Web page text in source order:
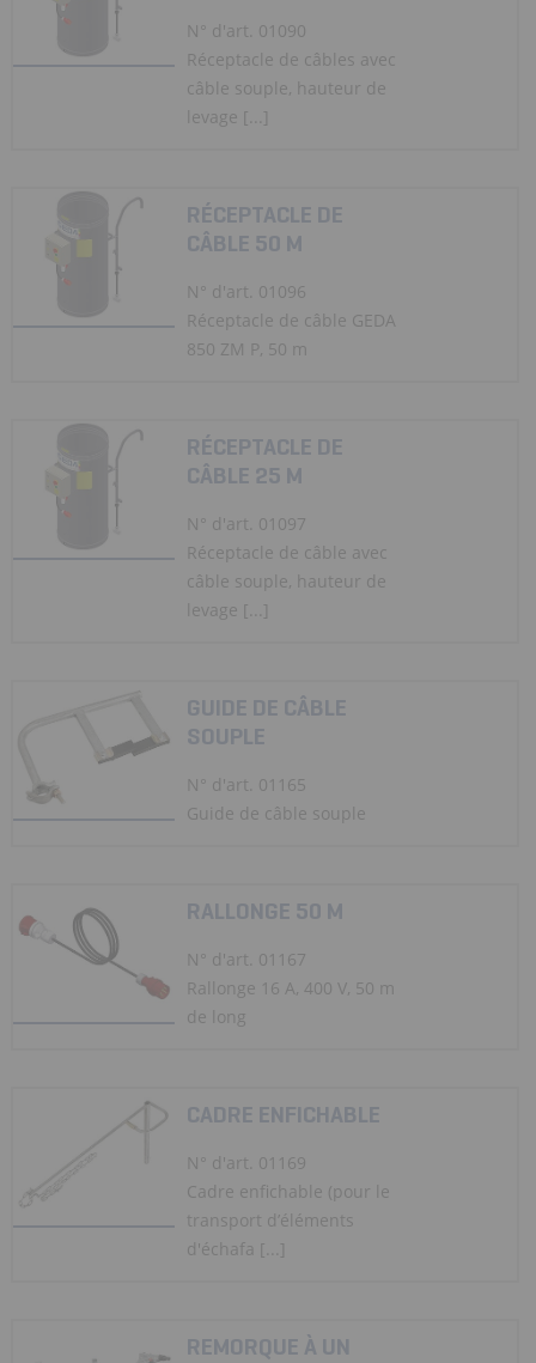
N° d'art. 01090
Réceptacle de câbles avec
câble souple, hauteur de
levage [...]
RÉCEPTACLE DE
CÂBLE 50 M
N° d'art. 01096
Réceptacle de câble GEDA
850 ZM P, 50 m
RÉCEPTACLE DE
CÂBLE 25 M
N° d'art. 01097
Réceptacle de câble avec
câble souple, hauteur de
levage [...]
GUIDE DE CÂBLE
SOUPLE
N° d'art. 01165
Guide de câble souple
RALLONGE 50 M
N° d'art. 01167
Rallonge 16 A, 400 V, 50 m
de long
CADRE ENFICHABLE
N° d'art. 01169
Cadre enfichable (pour le
transport d’éléments
d'échafa [...]
REMORQUE À UN